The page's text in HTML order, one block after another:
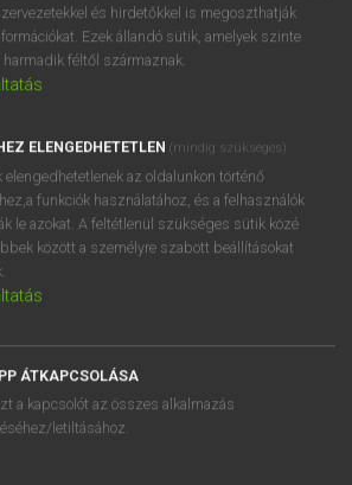
belépek.
REGISZTRÁCIÓ
SZÓTÁR
définies
de sécurité sociale
préretraite
és hirdetőkkel is megoszthatják
Ezek állandó sütik, amelyek szinte
féltől származnak.
ELENGEDHETETLEN (mindig szükséges)
elengedhetetlenek az oldalunkon történő
funkciók használatához, és a felhasználók
le azokat. A feltétlenül szükséges sütik közé
között a személyre szabott beállításokat
ÁTKAPCSOLÁSA
a kapcsolót az összes alkalmazás
letiltásához.